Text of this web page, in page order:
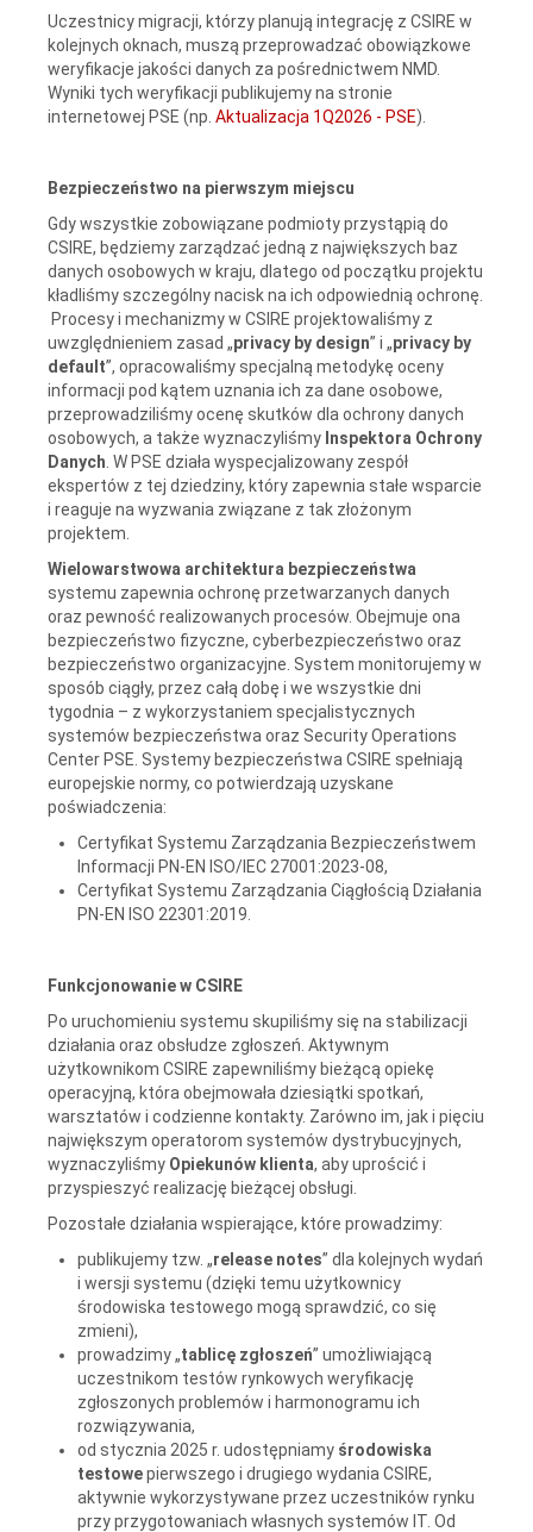
Uczestnicy migracji, którzy planują integrację z CSIRE w
kolejnych oknach, muszą przeprowadzać obowiązkowe
weryfikacje jakości danych za pośrednictwem NMD.
Wyniki tych weryfikacji publikujemy na stronie
internetowej PSE (np. Aktualizacja 1Q2026 - PSE).
Bezpieczeństwo na pierwszym miejscu
Gdy wszystkie zobowiązane podmioty przystąpią do
CSIRE, będziemy zarządzać jedną z największych baz
danych osobowych w kraju, dlatego od początku projektu
kładliśmy szczególny nacisk na ich odpowiednią ochronę.
Procesy i mechanizmy w CSIRE projektowaliśmy z
uwzględnieniem zasad „privacy by design” i „privacy by
default”, opracowaliśmy specjalną metodykę oceny
informacji pod kątem uznania ich za dane osobowe,
przeprowadziliśmy ocenę skutków dla ochrony danych
osobowych, a także wyznaczyliśmy Inspektora Ochrony
Danych . W PSE działa wyspecjalizowany zespół
ekspertów z tej dziedziny, który zapewnia stałe wsparcie
i reaguje na wyzwania związane z tak złożonym
projektem.
Wielowarstwowa architektura bezpieczeństwa
systemu zapewnia ochronę przetwarzanych danych
oraz pewność realizowanych procesów. Obejmuje ona
bezpieczeństwo fizyczne, cyberbezpieczeństwo oraz
bezpieczeństwo organizacyjne. System monitorujemy w
sposób ciągły, przez całą dobę i we wszystkie dni
tygodnia – z wykorzystaniem specjalistycznych
systemów bezpieczeństwa oraz Security Operations
Center PSE. Systemy bezpieczeństwa CSIRE spełniają
europejskie normy, co potwierdzają uzyskane
poświadczenia:
Certyfikat Systemu Zarządzania Bezpieczeństwem
Informacji PN-EN ISO/IEC 27001:2023-08,
Certyfikat Systemu Zarządzania Ciągłością Działania
PN-EN ISO 22301:2019.
Funkcjonowanie w CSIRE
Po uruchomieniu systemu skupiliśmy się na stabilizacji
działania oraz obsłudze zgłoszeń. Aktywnym
użytkownikom CSIRE zapewniliśmy bieżącą opiekę
operacyjną, która obejmowała dziesiątki spotkań,
warsztatów i codzienne kontakty. Zarówno im, jak i pięciu
największym operatorom systemów dystrybucyjnych,
wyznaczyliśmy Opiekunów klienta, aby uprościć i
przyspieszyć realizację bieżącej obsługi.
Pozostałe działania wspierające, które prowadzimy:
publikujemy tzw. „release notes” dla kolejnych wydań
i wersji systemu (dzięki temu użytkownicy
środowiska testowego mogą sprawdzić, co się
zmieni),
prowadzimy „tablicę zgłoszeń” umożliwiającą
uczestnikom testów rynkowych weryfikację
zgłoszonych problemów i harmonogramu ich
rozwiązywania,
od stycznia 2025 r. udostępniamy środowiska
testowepierwszego i drugiego wydania CSIRE,
aktywnie wykorzystywane przez uczestników rynku
przy przygotowaniach własnych systemów IT. Od